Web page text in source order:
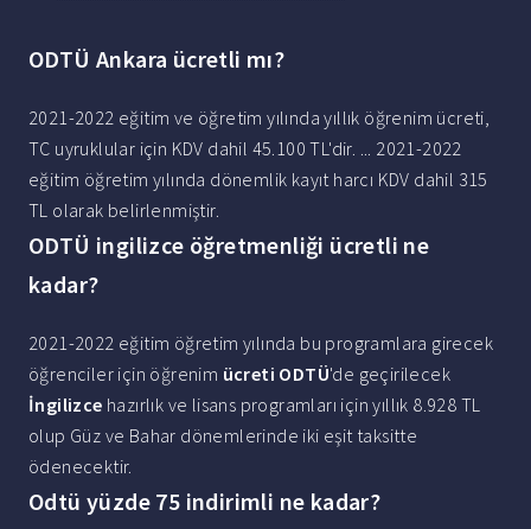
ODTÜ Ankara ücretli mı?
2021-2022 eğitim ve öğretim yılında yıllık öğrenim ücreti,
TC uyruklular için KDV dahil 45.100 TL'dir. ... 2021-2022
eğitim öğretim yılında dönemlik kayıt harcı KDV dahil 315
TL olarak belirlenmiştir.
ODTÜ ingilizce öğretmenliği ücretli ne
kadar?
2021-2022 eğitim öğretim yılında bu programlara girecek
öğrenciler için öğrenim ücreti ODTÜ'de geçirilecek
İngilizce hazırlık ve lisans programları için yıllık 8.928 TL
olup Güz ve Bahar dönemlerinde iki eşit taksitte
ödenecektir.
Odtü yüzde 75 indirimli ne kadar?